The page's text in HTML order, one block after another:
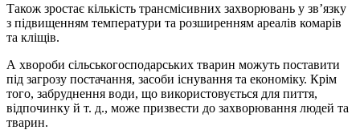
Також зростає кількість трансмісивних захворювань у зв’язку
з підвищенням температури та розширенням ареалів комарів
та кліщів.
А хвороби сільськогосподарських тварин можуть поставити
під загрозу постачання, засоби існування та економіку. Крім
того, забруднення води, що використовується для пиття,
відпочинку й т. д., може призвести до захворювання людей та
тварин.